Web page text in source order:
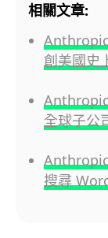
相關文章:
創美國史
全球子公
搜尋